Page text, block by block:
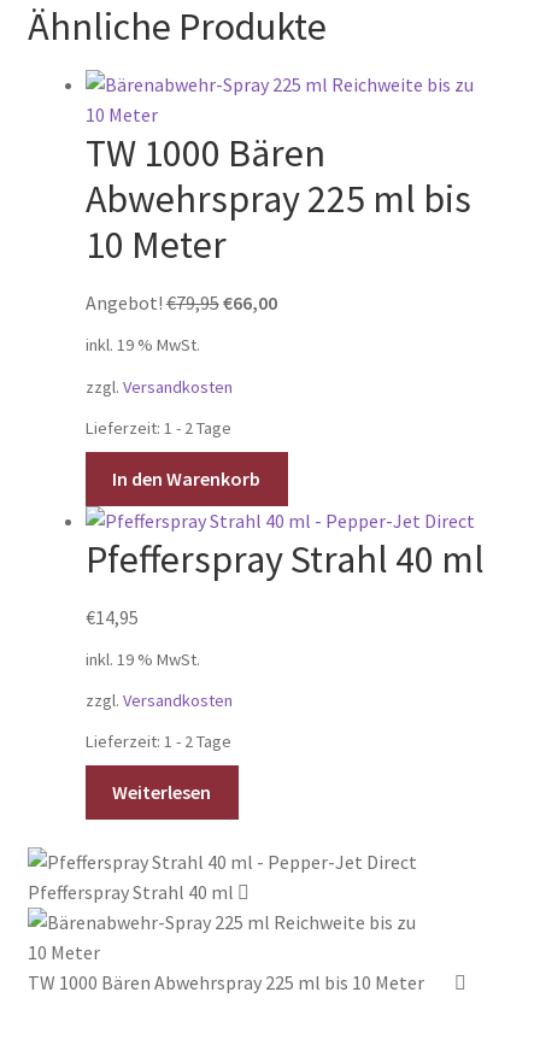
Ähnliche Produkte
TW 1000 Bären
Abwehrspray 225 ml bis
10 Meter
Angebot!€79,95Ursprünglicher
€79,95
€66,00Aktueller
inkl. 19 % MwSt.
zzgl. Versandkosten
Lieferzeit: 1 - 2 Tage
In den Warenkorb
Pfefferspray Strahl 40 ml
€14,95
inkl. 19 % MwSt.
zzgl. Versandkosten
Lieferzeit: 1 - 2 Tage
Weiterlesen
Pfefferspray Strahl 40 ml
TW 1000 Bären Abwehrspray 225 ml bis 10 Meter